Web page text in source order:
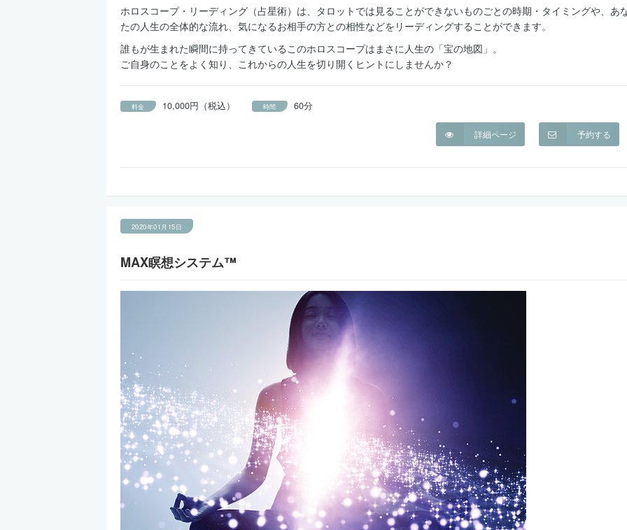
ホロスコープ・リーディング（占星術）は、タロットでは見ることができないものごとの時期・タイミングや、あ
たの人生の全体的な流れ、気になるお相手の方との相性などをリーディングすることができます。
誰もが生まれた瞬間に持ってきているこのホロスコープはまさに人生の「宝の地図」。
ご自身のことをよく知り、これからの人生を切り開くヒントにしませんか？
料金 10,000円（税込） 時間 60分
予約する
詳細ページ
2020年01月15日
MAX瞑想システム™